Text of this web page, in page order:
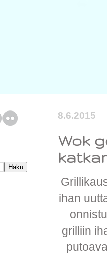
8.6.2015
Wok
ihan
grilliin